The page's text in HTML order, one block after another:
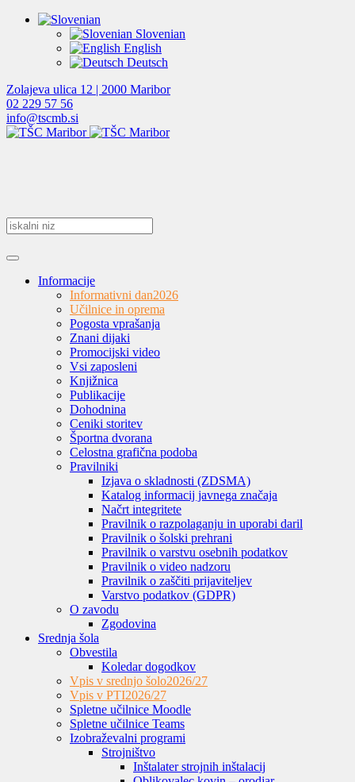
Slovenian
English
Deutsch
Zolajeva ulica 12 | 2000 Maribor
02 229 57 56
info@tscmb.si
Informacije
Informativni dan2026
Učilnice in oprema
Pogosta vprašanja
Znani dijaki
Promocijski video
Vsi zaposleni
Knjižnica
Publikacije
Dohodnina
Ceniki storitev
Športna dvorana
Celostna grafična podoba
Pravilniki
Izjava o skladnosti (ZDSMA)
Katalog informacij javnega značaja
Načrt integritete
Pravilnik o razpolaganju in uporabi daril
Pravilnik o šolski prehrani
Pravilnik o varstvu osebnih podatkov
Pravilnik o video nadzoru
Pravilnik o zaščiti prijaviteljev
Varstvo podatkov (GDPR)
O zavodu
Zgodovina
Srednja šola
Obvestila
Koledar dogodkov
Vpis v srednjo šolo2026/27
Vpis v PTI2026/27
Spletne učilnice Moodle
Spletne učilnice Teams
Izobraževalni programi
Strojništvo
Inštalater strojnih inštalacij